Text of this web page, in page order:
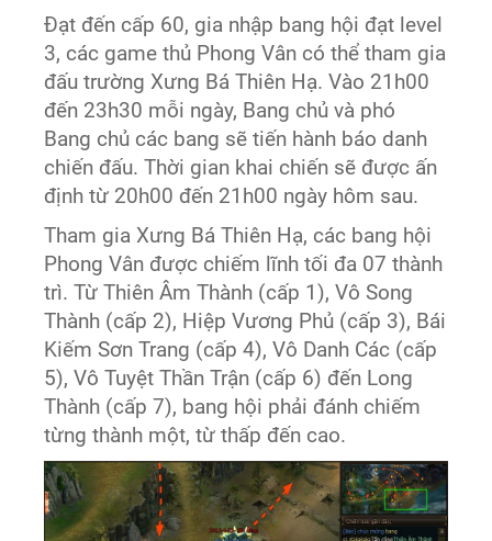
Đạt đến cấp 60, gia nhập bang hội đạt level
3, các game thủ Phong Vân có thể tham gia
đấu trường Xưng Bá Thiên Hạ. Vào 21h00
đến 23h30 mỗi ngày, Bang chủ và phó
Bang chủ các bang sẽ tiến hành báo danh
chiến đấu. Thời gian khai chiến sẽ được ấn
định từ 20h00 đến 21h00 ngày hôm sau.
Tham gia Xưng Bá Thiên Hạ, các bang hội
Phong Vân được chiếm lĩnh tối đa 07 thành
trì. Từ Thiên Âm Thành (cấp 1), Vô Song
Thành (cấp 2), Hiệp Vương Phủ (cấp 3), Bái
Kiếm Sơn Trang (cấp 4), Vô Danh Các (cấp
5), Vô Tuyệt Thần Trận (cấp 6) đến Long
Thành (cấp 7), bang hội phải đánh chiếm
từng thành một, từ thấp đến cao.